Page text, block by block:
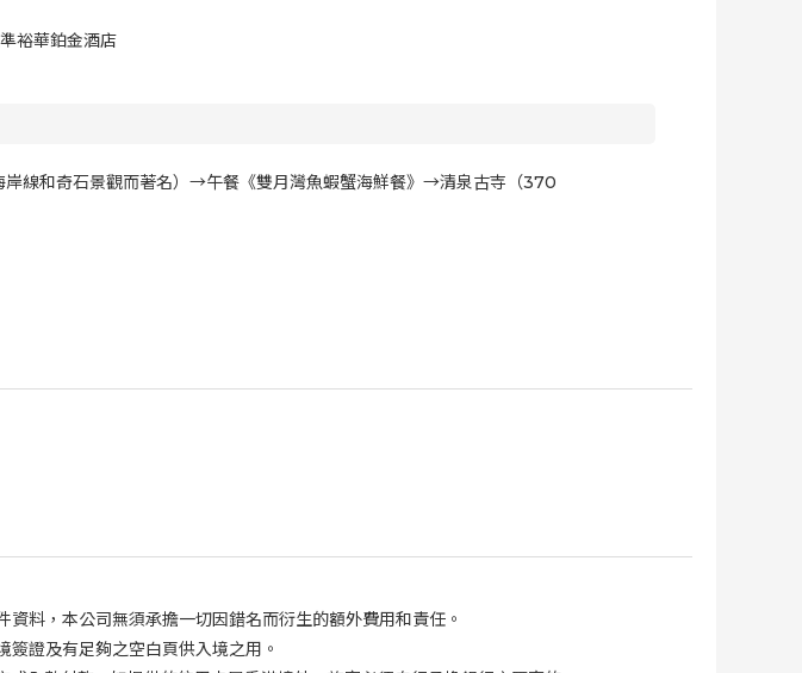
裕華鉑金酒店
線和奇石景觀而著名）→午餐《雙月灣魚蝦蟹海鮮餐》→清泉古寺（370
料，本公司無須承擔一切因錯名而衍生的額外費用和責任。
證及有足夠之空白頁供入境之用。